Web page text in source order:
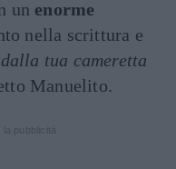
un enorme
nella scrittura e
tua cameretta
Manuelito.